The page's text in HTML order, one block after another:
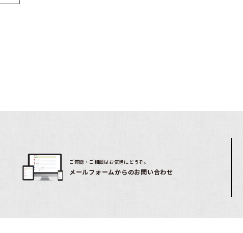
ご質問・ご相談はお気軽にどうぞ。
メールフォームからのお問い合わせ